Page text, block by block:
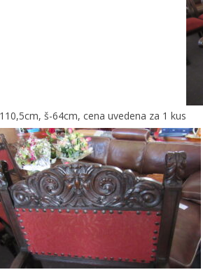
š-64cm, cena uvedena za 1 kus